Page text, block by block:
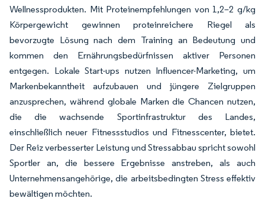
Wellnessprodukten. Mit Proteinempfehlungen von 1,2–2 g/kg
Körpergewicht gewinnen proteinreichere Riegel als
bevorzugte Lösung nach dem Training an Bedeutung und
kommen den Ernährungsbedürfnissen aktiver Personen
entgegen. Lokale Start-ups nutzen Influencer-Marketing, um
Markenbekanntheit aufzubauen und jüngere Zielgruppen
anzusprechen, während globale Marken die Chancen nutzen,
die die wachsende Sportinfrastruktur des Landes,
einschließlich neuer Fitnessstudios und Fitnesscenter, bietet.
Der Reiz verbesserter Leistung und Stressabbau spricht sowohl
Sportler an, die bessere Ergebnisse anstreben, als auch
Unternehmensangehörige, die arbeitsbedingten Stress effektiv
bewältigen möchten.